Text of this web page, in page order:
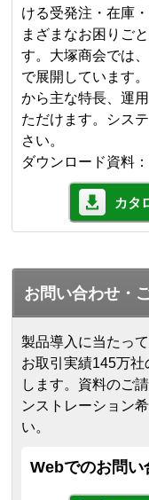
ける受発注・在庫
まざまなお困りご
す。大塚商会では
で展開しています
から主な特長、運
ただけます。シス
さい。
ダウンロード資料
カタ
お問い合わせ・
製品導入に当たっ
お取引実績145万社
します。 資料のご
ンストレーション
い。
Webでのお問い